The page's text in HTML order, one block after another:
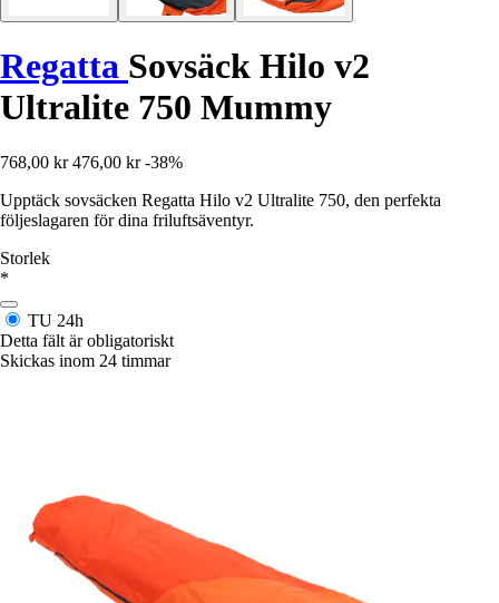
Regatta Sovsäck Hilo v2
Ultralite 750 Mummy
768,00 kr 476,00 kr -38%
Upptäck sovsäcken Regatta Hilo v2 Ultralite 750, den perfekta
följeslagaren för dina friluftsäventyr.
Storlek
*
TU 24h
Detta fält är obligatoriskt
Skickas inom 24 timmar